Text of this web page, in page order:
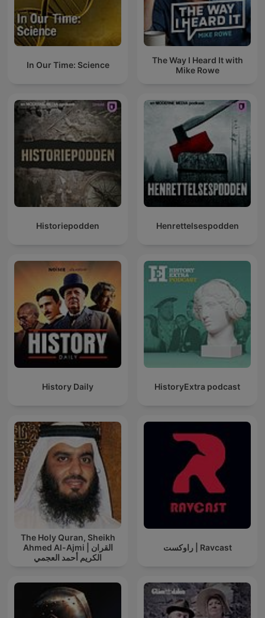
In Our Time: Science
The Way I Heard It with
Mike Rowe
Historiepodden Henrettelsespodden
History Daily HistoryExtra podcast
The Holy Quran, Sheikh
Ahmed Al-Ajmi | القران
الكريم أحمد العجمي
راوکست | Ravcast